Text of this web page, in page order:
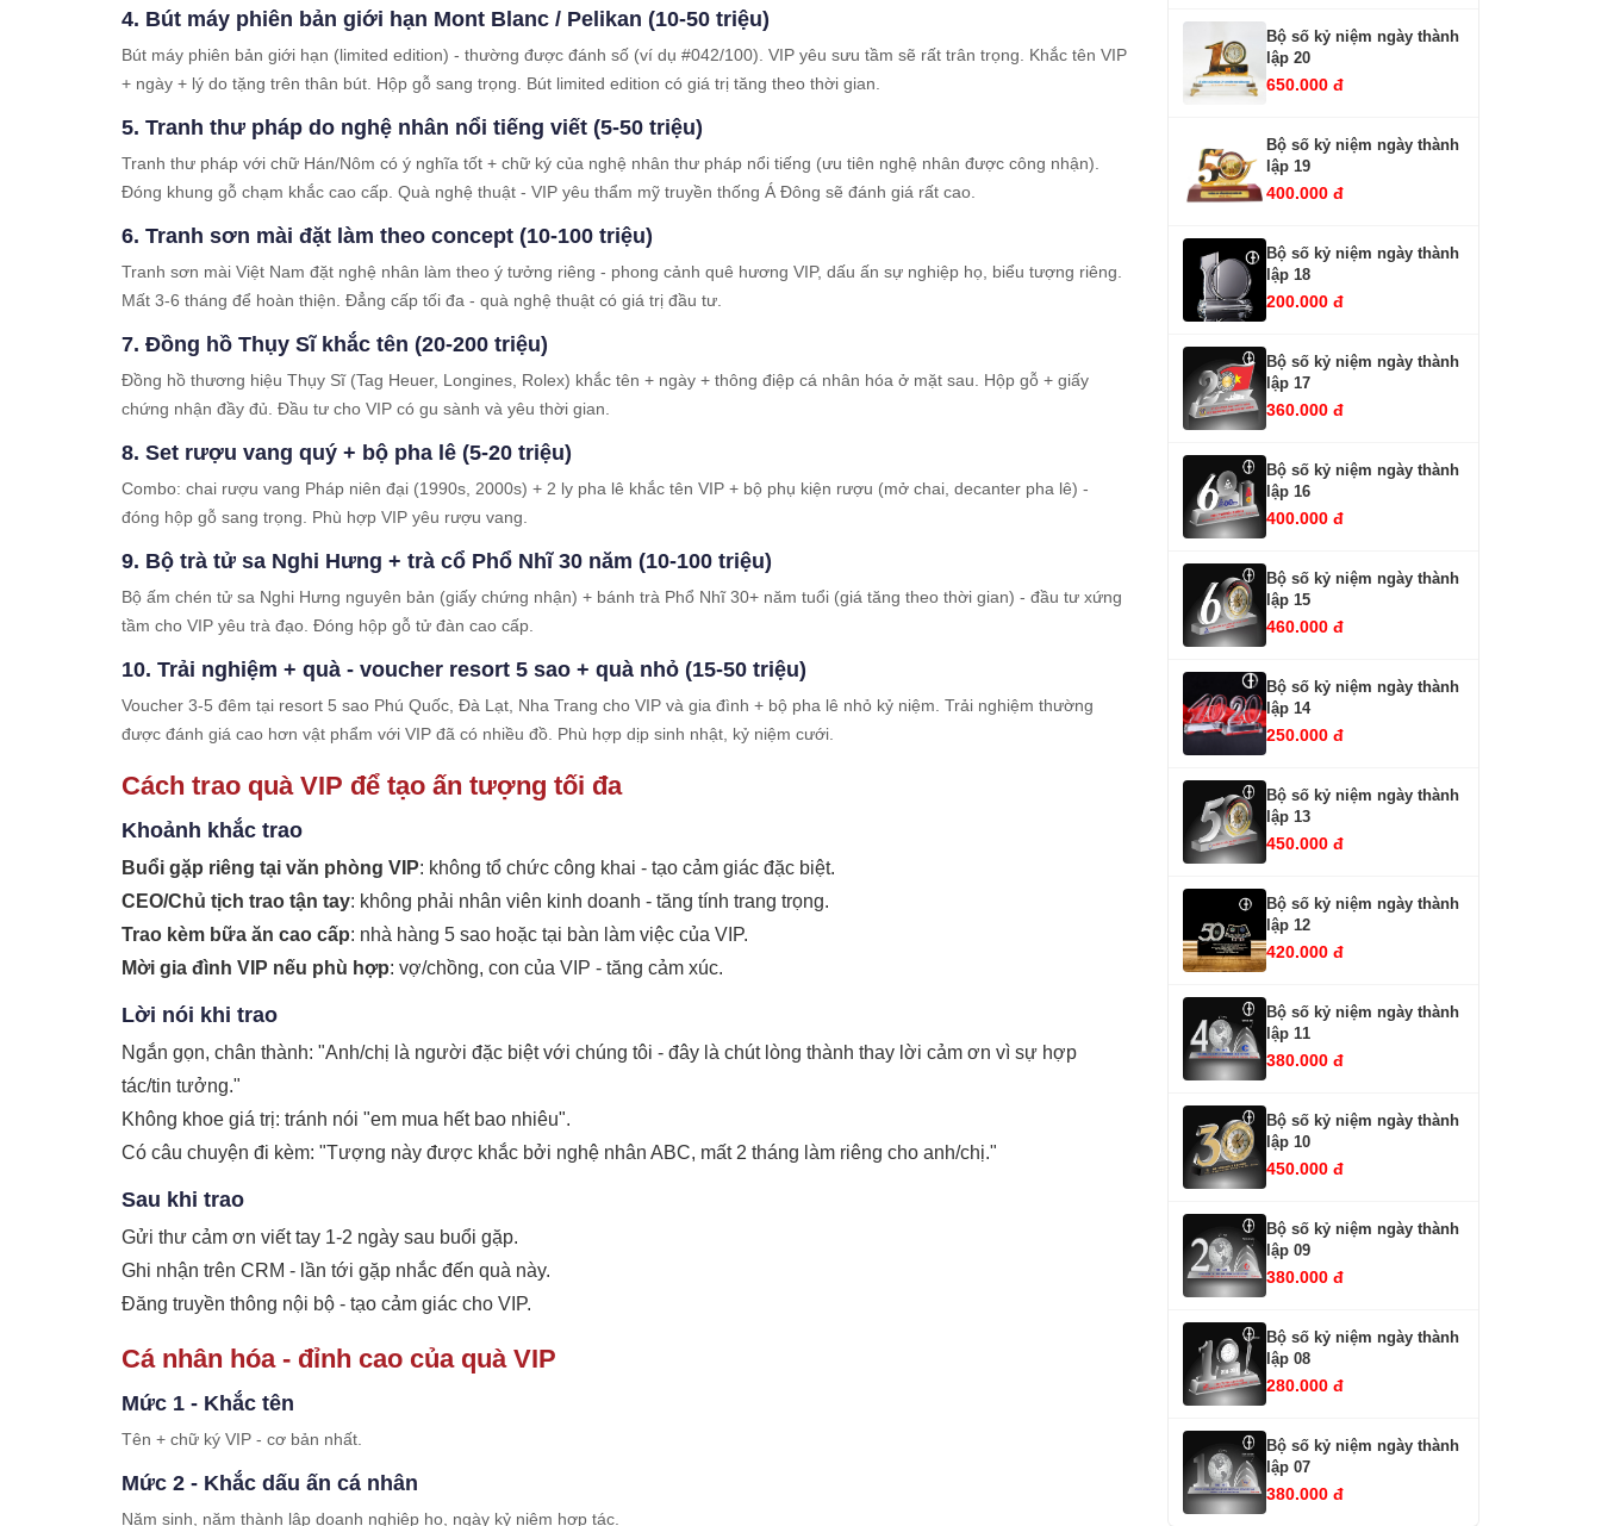
4. Bút máy phiên bản giới hạn Mont Blanc / Pelikan (10-50 triệu)
Bút máy phiên bản giới hạn (limited edition) - thường được đánh số (ví dụ #042/100). VIP yêu sưu tầm sẽ rất trân trọng. Khắc tên VIP
+ ngày + lý do tặng trên thân bút. Hộp gỗ sang trọng. Bút limited edition có giá trị tăng theo thời gian.
5. Tranh thư pháp do nghệ nhân nổi tiếng viết (5-50 triệu)
Tranh thư pháp với chữ Hán/Nôm có ý nghĩa tốt + chữ ký của nghệ nhân thư pháp nổi tiếng (ưu tiên nghệ nhân được công nhận).
Đóng khung gỗ chạm khắc cao cấp. Quà nghệ thuật - VIP yêu thẩm mỹ truyền thống Á Đông sẽ đánh giá rất cao.
6. Tranh sơn mài đặt làm theo concept (10-100 triệu)
Tranh sơn mài Việt Nam đặt nghệ nhân làm theo ý tưởng riêng - phong cảnh quê hương VIP, dấu ấn sự nghiệp họ, biểu tượng riêng.
Mất 3-6 tháng để hoàn thiện. Đẳng cấp tối đa - quà nghệ thuật có giá trị đầu tư.
7. Đồng hồ Thụy Sĩ khắc tên (20-200 triệu)
Đồng hồ thương hiệu Thụy Sĩ (Tag Heuer, Longines, Rolex) khắc tên + ngày + thông điệp cá nhân hóa ở mặt sau. Hộp gỗ + giấy
chứng nhận đầy đủ. Đầu tư cho VIP có gu sành và yêu thời gian.
8. Set rượu vang quý + bộ pha lê (5-20 triệu)
Combo: chai rượu vang Pháp niên đại (1990s, 2000s) + 2 ly pha lê khắc tên VIP + bộ phụ kiện rượu (mở chai, decanter pha lê) -
đóng hộp gỗ sang trọng. Phù hợp VIP yêu rượu vang.
9. Bộ trà tử sa Nghi Hưng + trà cổ Phổ Nhĩ 30 năm (10-100 triệu)
Bộ ấm chén tử sa Nghi Hưng nguyên bản (giấy chứng nhận) + bánh trà Phổ Nhĩ 30+ năm tuổi (giá tăng theo thời gian) - đầu tư xứng
tầm cho VIP yêu trà đạo. Đóng hộp gỗ tử đàn cao cấp.
10. Trải nghiệm + quà - voucher resort 5 sao + quà nhỏ (15-50 triệu)
Voucher 3-5 đêm tại resort 5 sao Phú Quốc, Đà Lạt, Nha Trang cho VIP và gia đình + bộ pha lê nhỏ kỷ niệm. Trải nghiệm thường
được đánh giá cao hơn vật phẩm với VIP đã có nhiều đồ. Phù hợp dịp sinh nhật, kỷ niệm cưới.
Cách trao quà VIP để tạo ấn tượng tối đa
Khoảnh khắc trao
Buổi gặp riêng tại văn phòng VIP: không tổ chức công khai - tạo cảm giác đặc biệt.
CEO/Chủ tịch trao tận tay: không phải nhân viên kinh doanh - tăng tính trang trọng.
Trao kèm bữa ăn cao cấp: nhà hàng 5 sao hoặc tại bàn làm việc của VIP.
Mời gia đình VIP nếu phù hợp: vợ/chồng, con của VIP - tăng cảm xúc.
Lời nói khi trao
Ngắn gọn, chân thành: "Anh/chị là người đặc biệt với chúng tôi - đây là chút lòng thành thay lời cảm ơn vì sự hợp
tác/tin tưởng."
Không khoe giá trị: tránh nói "em mua hết bao nhiêu".
Có câu chuyện đi kèm: "Tượng này được khắc bởi nghệ nhân ABC, mất 2 tháng làm riêng cho anh/chị."
Sau khi trao
Gửi thư cảm ơn viết tay 1-2 ngày sau buổi gặp.
Ghi nhận trên CRM - lần tới gặp nhắc đến quà này.
Đăng truyền thông nội bộ - tạo cảm giác cho VIP.
Cá nhân hóa - đỉnh cao của quà VIP
Mức 1 - Khắc tên
Tên + chữ ký VIP - cơ bản nhất.
Mức 2 - Khắc dấu ấn cá nhân
Năm sinh, năm thành lập doanh nghiệp họ, ngày kỷ niệm hợp tác.
Bộ số kỷ niệm ngày thành
lập 20
650.000 đ
Bộ số kỷ niệm ngày thành
lập 19
400.000 đ
Bộ số kỷ niệm ngày thành
lập 18
200.000 đ
Bộ số kỷ niệm ngày thành
lập 17
360.000 đ
Bộ số kỷ niệm ngày thành
lập 16
400.000 đ
Bộ số kỷ niệm ngày thành
lập 15
460.000 đ
Bộ số kỷ niệm ngày thành
lập 14
250.000 đ
Bộ số kỷ niệm ngày thành
lập 13
450.000 đ
Bộ số kỷ niệm ngày thành
lập 12
420.000 đ
Bộ số kỷ niệm ngày thành
lập 11
380.000 đ
Bộ số kỷ niệm ngày thành
lập 10
450.000 đ
Bộ số kỷ niệm ngày thành
lập 09
380.000 đ
Bộ số kỷ niệm ngày thành
lập 08
280.000 đ
Bộ số kỷ niệm ngày thành
lập 07
380.000 đ